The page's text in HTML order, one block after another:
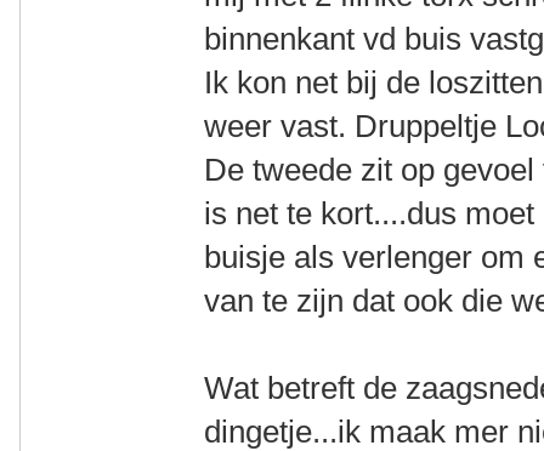
binnenkant vd buis
Ik kon net bij de
weer vast. Druppeltje
De tweede zit op
is net te kort....dus
buisje als verlenger om
van te zijn dat ook die
Wat betreft de
dingetje...ik maak mer